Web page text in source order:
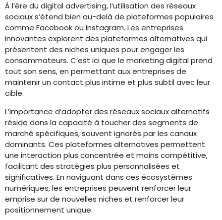
À l’ère du digital advertising, l’utilisation des réseaux
sociaux s’étend bien au-delà de plateformes populaires
comme Facebook ou Instagram. Les entreprises
innovantes explorent des plateformes alternatives qui
présentent des niches uniques pour engager les
consommateurs. C’est ici que le marketing digital prend
tout son sens, en permettant aux entreprises de
maintenir un contact plus intime et plus subtil avec leur
cible.
L’importance d’adopter des réseaux sociaux alternatifs
réside dans la capacité à toucher des segments de
marché spécifiques, souvent ignorés par les canaux
dominants. Ces plateformes alternatives permettent
une interaction plus concentrée et moins compétitive,
facilitant des stratégies plus personnalisées et
significatives. En naviguant dans ces écosystèmes
numériques, les entreprises peuvent renforcer leur
emprise sur de nouvelles niches et renforcer leur
positionnement unique.